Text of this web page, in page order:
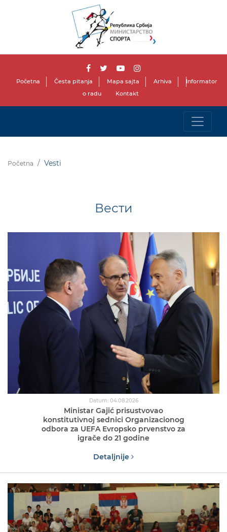
Početna Česta pitanja Mapa sajta Arhiva
Informator
o radu
Kontakt
Početna Vesti
Вести
Datum: 04.08.2026
Ministar Gajić prisustvovao
konstitutivnoj sednici Organizacionog
odbora za UEFA Evropsko prvenstvo za
igrače do 21 godine
Detaljnije